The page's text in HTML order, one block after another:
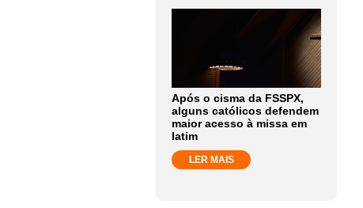
Após o cisma da FSSPX,
alguns católicos defendem
maior acesso à missa em
latim
LER MAIS